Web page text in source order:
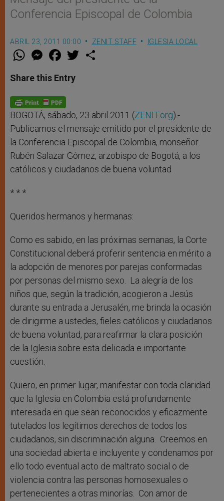
Conferencia Episcopal de Colombia
ABRIL 23, 2011 00:00 ZENIT STAFF IGLESIA LOCAL
W
t
s
p
p
M
e
s
e
g
e
r
F
a
e
b
o
k
w
Share this Entry
BOGOTÁ, sábado, 23 abril 2011 (ZENIT.org).-
Publicamos el mensaje emitido por el presidente de
la Conferencia Episcopal de Colombia, monseñor
Rubén Salazar Gómez, arzobispo de Bogotá, a los
católicos y ciudadanos de buena voluntad.
* * *
Queridos hermanos y hermanas:
Como es sabido, en las próximas semanas, la Corte
Constitucional deberá proferir sentencia en mérito a
la adopción de menores por parejas conformadas
por personas del mismo sexo. La alegría de los
niños que, según la tradición, acogieron a Jesús
durante su entrada a Jerusalén, me brinda la ocasión
de dirigirme a ustedes, fieles católicos y ciudadanos
de buena voluntad, para reafirmar la clara posición
de la Iglesia sobre esta delicada e importante
cuestión.
Quiero, en primer lugar, manifestar con toda claridad
que la Iglesia en Colombia está profundamente
interesada en que sean reconocidos y eficazmente
tutelados los legítimos derechos de todos los
ciudadanos, sin discriminación alguna. Creemos en
una sociedad abierta e incluyente y condenamos por
ello todo eventual acto de maltrato social o de
violencia contra las personas homosexuales o
pertenecientes a otras minorías. Con amor de